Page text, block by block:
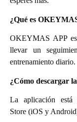
¿Qué es
OKEYMAS APP
llevar un
entrenamiento diario.
¿Cómo descargar
La aplicación
Store (iOS y